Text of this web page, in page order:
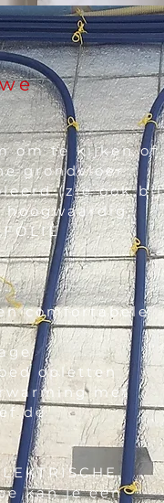
om te kijken of
grondvloer
(zie ook bij
comfortabele
opletten
met
de
kan je een